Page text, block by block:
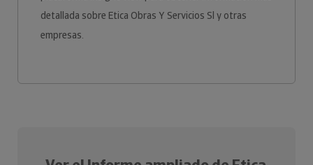
detallada sobre Etica Obras Y Servicios Sl y otras
empresas.